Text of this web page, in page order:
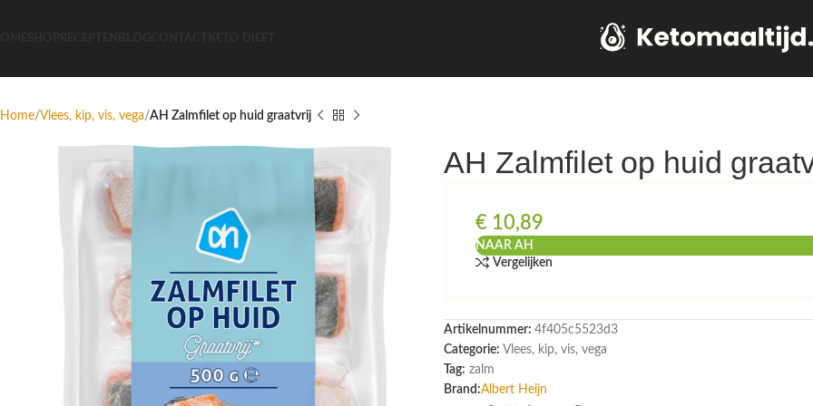
Home Vlees, kip, vis, vega AH Zalmfilet op huid graatvrij
AH Zalmfilet op huid
€10,89
NAAR AH
Vergelijken
Artikelnummer: 4f405c5523d3
Categorie: Vlees, kip, vis, vega
Tag: zalm
Brand:Albert Heijn